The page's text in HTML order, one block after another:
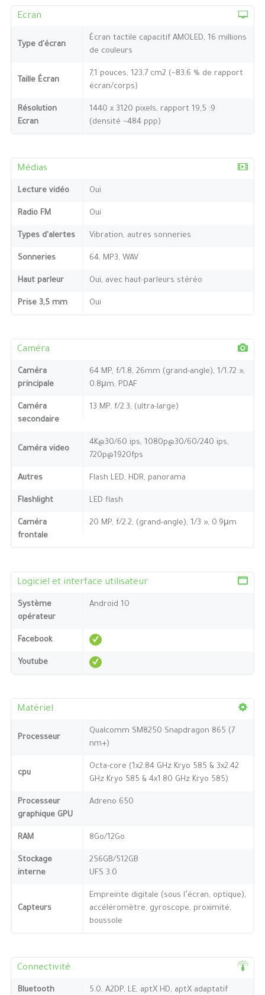
Ecran
Type d'écran
Écran tactile capacitif AMOLED, 16 millions
de couleurs
Taille Écran
7,1 pouces, 123,7 cm2 (~83,6 % de rapport
écran/corps)
Résolution
Ecran
1440 x 3120 pixels, rapport 19,5 :9
(densité ~484 ppp)
Médias
Lecture vidéo Oui
Radio FM Oui
Types d'alertes Vibration, autres sonneries
Sonneries 64, MP3, WAV
Haut parleur Oui, avec haut-parleurs stéréo
Prise 3,5 mm Oui
Caméra
Caméra
principale
64 MP, f/1.8, 26mm (grand-angle), 1/1.72 »,
0.8μm, PDAF
Caméra
secondaire
13 MP, f/2.3, (ultra-large)
Caméra video
4K@30/60 ips, 1080p@30/60/240 ips,
720p@1920fps
Autres Flash LED, HDR, panorama
Flashlight LED flash
Caméra
frontale
20 MP, f/2.2, (grand-angle), 1/3 », 0.9μm
Logiciel et interface utilisateur
Système
opérateur
Android 10
Facebook
Youtube
Matériel
Processeur
Qualcomm SM8250 Snapdragon 865 (7
nm+)
cpu
Octa-core (1x2.84 GHz Kryo 585 & 3x2.42
GHz Kryo 585 & 4x1.80 GHz Kryo 585)
Processeur
graphique GPU
Adreno 650
RAM 8Go/12Go
Stockage
interne
256GB/512GB
UFS 3.0
Capteurs
Empreinte digitale (sous l’écran, optique),
accéléromètre, gyroscope, proximité,
boussole
Connectivité
Bluetooth 5.0, A2DP, LE, aptX HD, aptX adaptatif